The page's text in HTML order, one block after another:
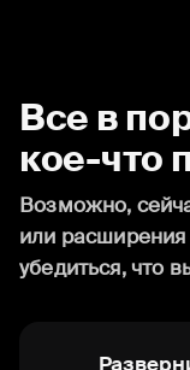
Все в
кое-что
Возможно,
или
убедиться, что